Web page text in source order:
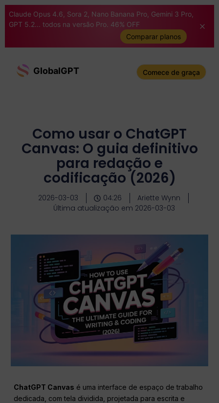
Claude Opus 4.6, Sora 2, Nano Banana Pro, Gemini 3 Pro,
GPT 5.2... todos na versão Pro. 46% OFF
Comparar planos
GlobalGPT Comece de graça
Como usar o ChatGPT
Canvas: O guia definitivo
para redação e
codificação (2026)
2026-03-03 04:26
Ariette Wynn
Última atualização em 2026-03-03
ChatGPT Canvas é uma interface de espaço de trabalho
dedicada, com tela dividida, projetada para escrita e